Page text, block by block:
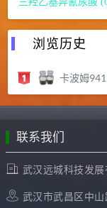
浏览历史
卡波姆941 粘
联系我们
武汉远城科技发展
武汉市武昌区中